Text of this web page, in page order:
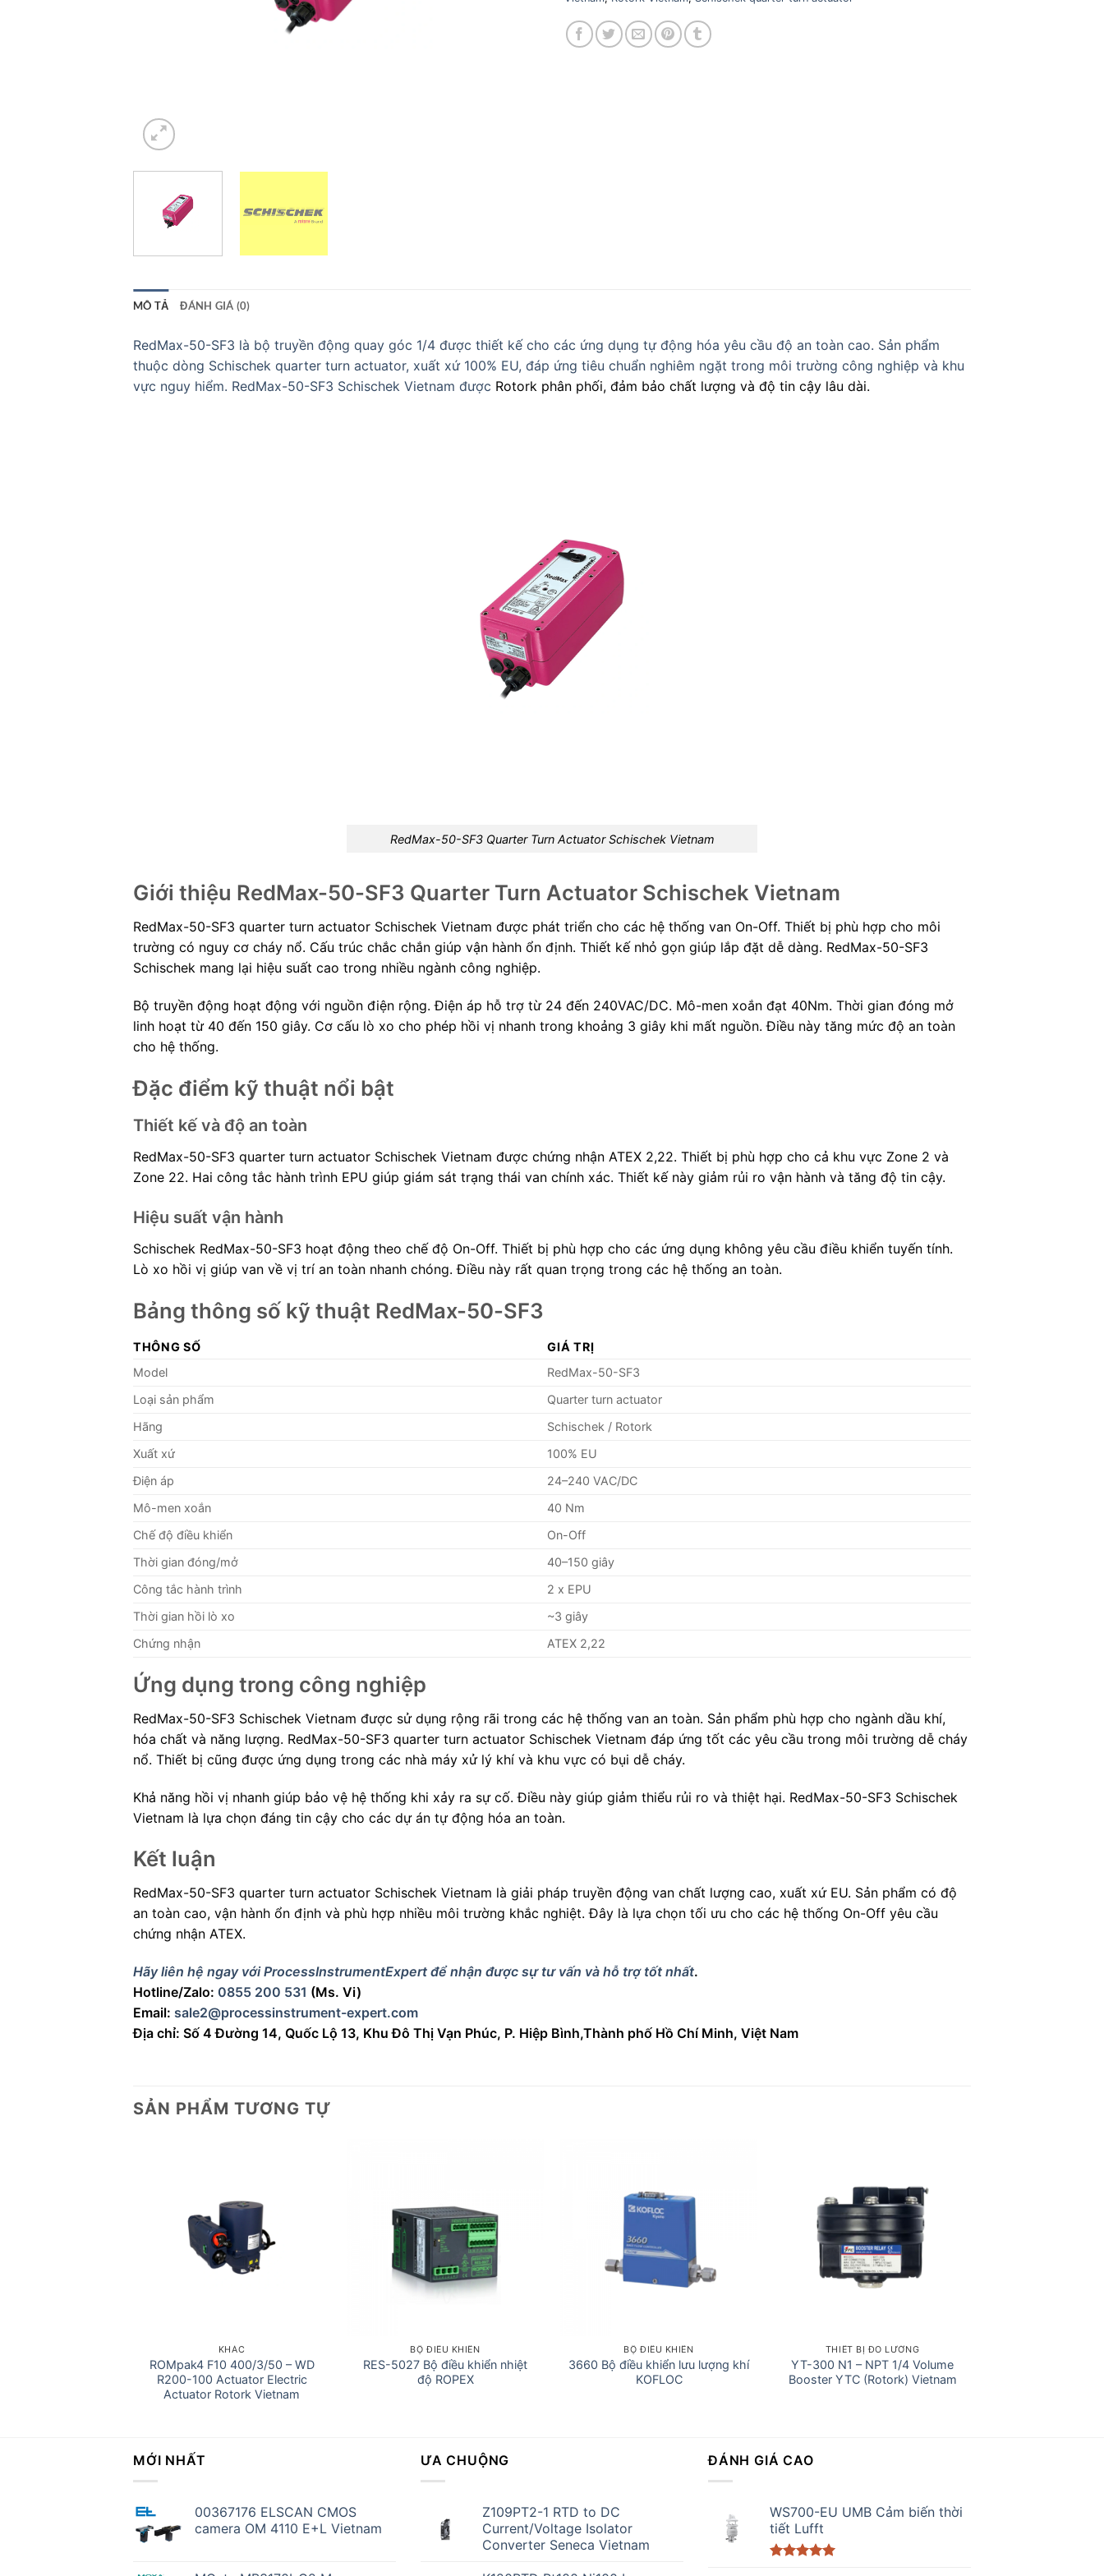
MÔ TẢ ĐÁNH GIÁ (0)
RedMax-50-SF3 là bộ truyền động quay góc 1/4 được thiết kế cho các ứng dụng tự động hóa yêu cầu độ an toàn cao. Sản phẩm
thuộc dòng Schischek quarter turn actuator, xuất xứ 100% EU, đáp ứng tiêu chuẩn nghiêm ngặt trong môi trường công nghiệp và khu
vực nguy hiểm. RedMax-50-SF3 Schischek Vietnam được Rotork phân phối, đảm bảo chất lượng và độ tin cậy lâu dài.
RedMax-50-SF3 Quarter Turn Actuator Schischek Vietnam
Giới thiệu RedMax-50-SF3 Quarter Turn Actuator Schischek Vietnam
RedMax-50-SF3 quarter turn actuator Schischek Vietnam được phát triển cho các hệ thống van On-Off. Thiết bị phù hợp cho môi
trường có nguy cơ cháy nổ. Cấu trúc chắc chắn giúp vận hành ổn định. Thiết kế nhỏ gọn giúp lắp đặt dễ dàng. RedMax-50-SF3
Schischek mang lại hiệu suất cao trong nhiều ngành công nghiệp.
Bộ truyền động hoạt động với nguồn điện rộng. Điện áp hỗ trợ từ 24 đến 240VAC/DC. Mô-men xoắn đạt 40Nm. Thời gian đóng mở
linh hoạt từ 40 đến 150 giây. Cơ cấu lò xo cho phép hồi vị nhanh trong khoảng 3 giây khi mất nguồn. Điều này tăng mức độ an toàn
cho hệ thống.
Đặc điểm kỹ thuật nổi bật
Thiết kế và độ an toàn
RedMax-50-SF3 quarter turn actuator Schischek Vietnam được chứng nhận ATEX 2,22. Thiết bị phù hợp cho cả khu vực Zone 2 và
Zone 22. Hai công tắc hành trình EPU giúp giám sát trạng thái van chính xác. Thiết kế này giảm rủi ro vận hành và tăng độ tin cậy.
Hiệu suất vận hành
Schischek RedMax-50-SF3 hoạt động theo chế độ On-Off. Thiết bị phù hợp cho các ứng dụng không yêu cầu điều khiển tuyến tính.
Lò xo hồi vị giúp van về vị trí an toàn nhanh chóng. Điều này rất quan trọng trong các hệ thống an toàn.
Bảng thông số kỹ thuật RedMax-50-SF3
THÔNG SỐ
GIÁ TRỊ
Model
RedMax-50-SF3
Loại sản phẩm
Quarter turn actuator
Hãng
Schischek / Rotork
Xuất xứ
100% EU
Điện áp
24–240 VAC/DC
Mô-men xoắn
40 Nm
Chế độ điều khiển
On-Off
Thời gian đóng/mở
40–150 giây
Công tắc hành trình
2 x EPU
Thời gian hồi lò xo
~3 giây
Chứng nhận
ATEX 2,22
Ứng dụng trong công nghiệp
RedMax-50-SF3 Schischek Vietnam được sử dụng rộng rãi trong các hệ thống van an toàn. Sản phẩm phù hợp cho ngành dầu khí,
hóa chất và năng lượng. RedMax-50-SF3 quarter turn actuator Schischek Vietnam đáp ứng tốt các yêu cầu trong môi trường dễ cháy
nổ. Thiết bị cũng được ứng dụng trong các nhà máy xử lý khí và khu vực có bụi dễ cháy.
Khả năng hồi vị nhanh giúp bảo vệ hệ thống khi xảy ra sự cố. Điều này giúp giảm thiểu rủi ro và thiệt hại. RedMax-50-SF3 Schischek
Vietnam là lựa chọn đáng tin cậy cho các dự án tự động hóa an toàn.
Kết luận
RedMax-50-SF3 quarter turn actuator Schischek Vietnam là giải pháp truyền động van chất lượng cao, xuất xứ EU. Sản phẩm có độ
an toàn cao, vận hành ổn định và phù hợp nhiều môi trường khắc nghiệt. Đây là lựa chọn tối ưu cho các hệ thống On-Off yêu cầu
chứng nhận ATEX.
Hãy liên hệ ngay với ProcessInstrumentExpert để nhận được sự tư vấn và hỗ trợ tốt nhất.
Hotline/Zalo: 0855 200 531 (Ms. Vi)
Email: sale2@processinstrument-expert.com
Địa chỉ: Số 4 Đường 14, Quốc Lộ 13, Khu Đô Thị Vạn Phúc, P. Hiệp Bình,Thành phố Hồ Chí Minh, Việt Nam
SẢN PHẨM TƯƠNG TỰ
KHÁC
ROMpak4 F10 400/3/50 – WD
R200-100 Actuator Electric
Actuator Rotork Vietnam
BỘ ĐIỀU KHIỂN
RES-5027 Bộ điều khiển nhiệt
độ ROPEX
BỘ ĐIỀU KHIỂN
3660 Bộ điều khiển lưu lượng khí
KOFLOC
THIẾT BỊ ĐO LƯỜNG
YT-300 N1 – NPT 1/4 Volume
Booster YTC (Rotork) Vietnam
MỚI NHẤT
00367176 ELSCAN CMOS
camera OM 4110 E+L Vietnam
ƯA CHUỘNG
Z109PT2-1 RTD to DC
Current/Voltage Isolator
Converter Seneca Vietnam
ĐÁNH GIÁ CAO
WS700-EU UMB Cảm biến thời
tiết Lufft